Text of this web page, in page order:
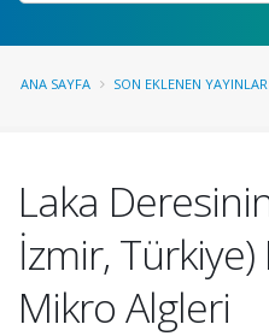
ANA SAYFA SON EKLENEN YAYINLAR
Laka
İzmir,
Mikro Algleri